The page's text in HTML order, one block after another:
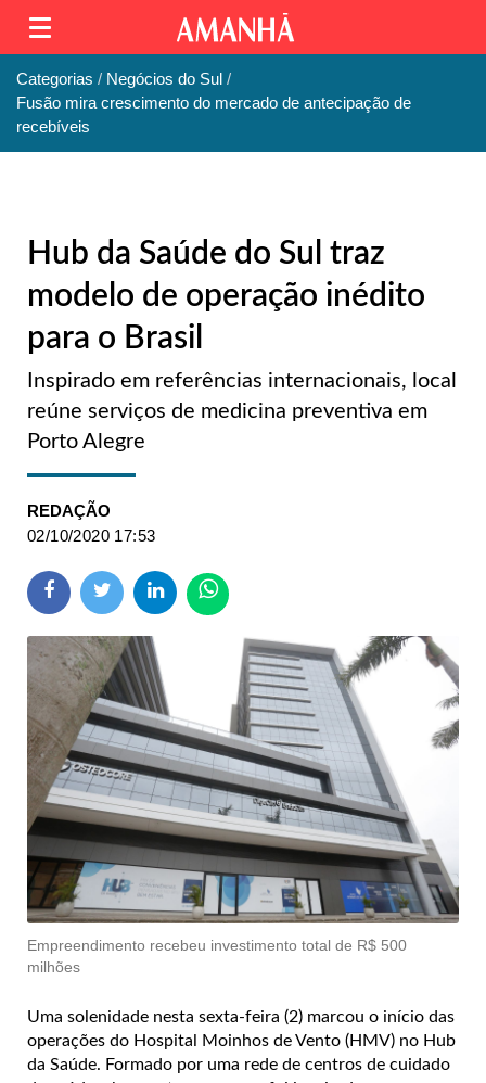
Categorias
Negócios do Sul
Fusão mira crescimento do mercado de antecipação de
recebíveis
Hub da Saúde do Sul traz
modelo de operação inédito
para o Brasil
Inspirado em referências internacionais, local
reúne serviços de medicina preventiva em
Porto Alegre
REDAÇÃO
02/10/2020 17:53
Empreendimento recebeu investimento total de R$ 500
milhões
Uma solenidade nesta sexta-feira (2) marcou o início das
operações do Hospital Moinhos de Vento (HMV) no Hub
da Saúde. Formado por uma rede de centros de cuidado